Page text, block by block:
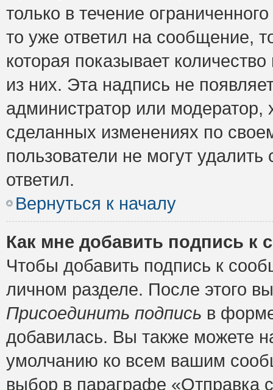
только в течение
то уже ответил на сообщение,
которая показывает
из них. Эта надпись не
администратор или модератор,
сделанных изменениях по
пользователи не могут
ответил.
Вернуться к началу
Как мне добавить подпись к
Чтобы добавить подпись к
личном разделе. После этого
Присоединить подпись в
добавилась. Вы также можете
умолчанию ко всем вашим
выбор в параграфе «Отправка